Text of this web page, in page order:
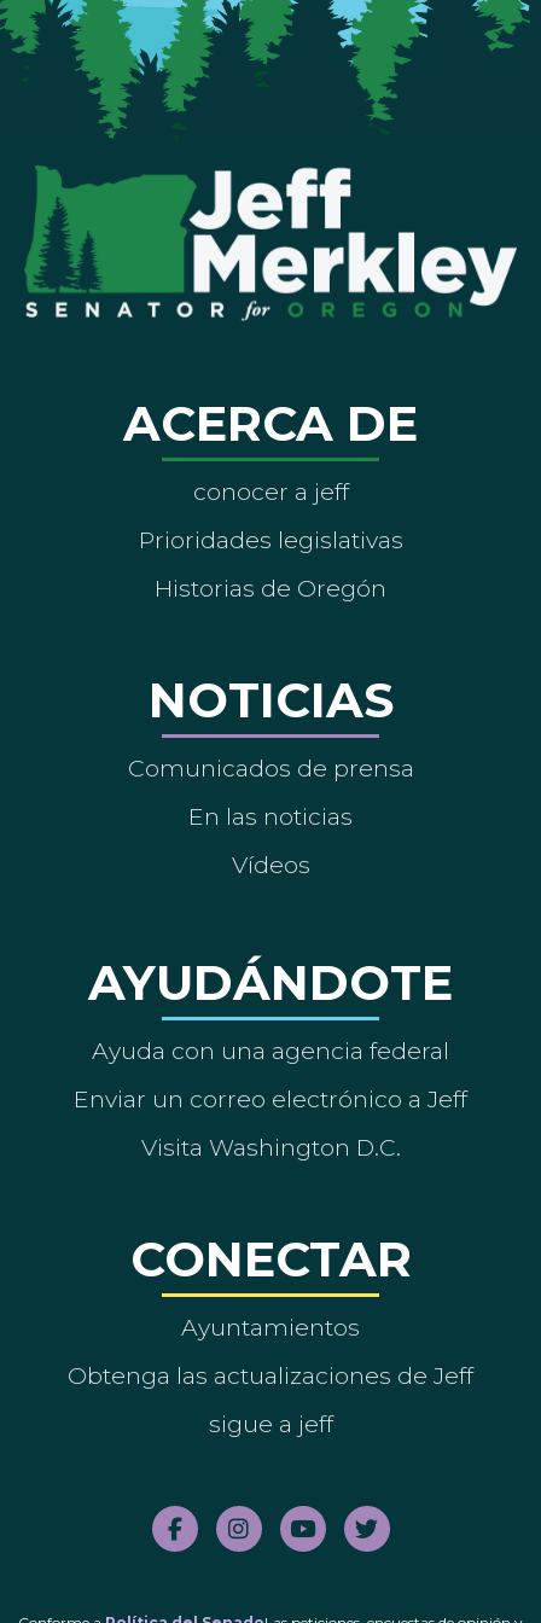
ACERCA DE
conocer a jeff
Prioridades legislativas
Historias de Oregón
NOTICIAS
Comunicados de prensa
En las noticias
Vídeos
AYUDÁNDOTE
Ayuda con una agencia federal
Enviar un correo electrónico a Jeff
Visita Washington D.C.
CONECTAR
Ayuntamientos
Obtenga las actualizaciones de Jeff
sigue a jeff